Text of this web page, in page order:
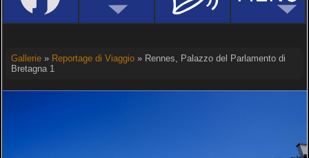
Gallerie» Reportage di Viaggio» Rennes, Palazzo del Parlamento di
Bretagna 1